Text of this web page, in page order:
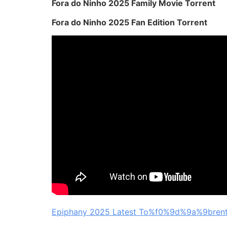
Fora do Ninho 2025 Family Movie Torrent
Fora do Ninho 2025 Fan Edition Torrent
Epiphany 2025 Latest